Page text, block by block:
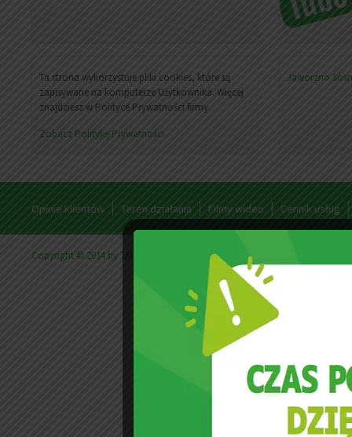
Ta strona wykorzystuje pliki cookies, które są
zapisywane na komputerze Użytkownika. Więcej
znajdziesz w Polityce Prywatności firmy.
Zobacz Politykę Prywatności
Jaworzno
Opinie klientów Teren działania Filmy wideo Cennik usług
Copyright © 2014 by TAPICARE | Powered by Firma w Anglii